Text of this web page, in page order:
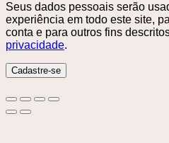
Seus dados pessoais serão
experiência em todo este site,
conta e para outros fins
privacidade.
Cadastre-se